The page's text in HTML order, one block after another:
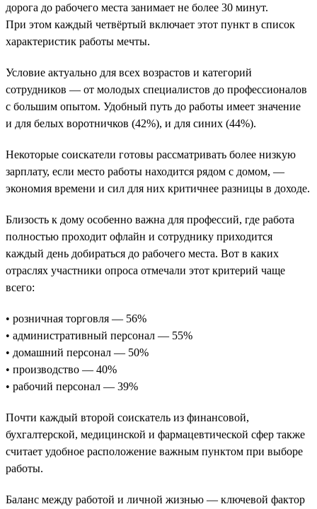
дорога до рабочего места занимает не более 30 минут.
При этом каждый четвёртый включает этот пункт в список
характеристик работы мечты.
Условие актуально для всех возрастов и категорий
сотрудников — от молодых специалистов до профессионалов
с большим опытом. Удобный путь до работы имеет значение
и для белых воротничков (42%), и для синих (44%).
Некоторые соискатели готовы рассматривать более низкую
зарплату, если место работы находится рядом с домом, —
экономия времени и сил для них критичнее разницы в доходе.
Близость к дому особенно важна для профессий, где работа
полностью проходит офлайн и сотруднику приходится
каждый день добираться до рабочего места. Вот в каких
отраслях участники опроса отмечали этот критерий чаще
всего:
• розничная торговля — 56%
• административный персонал — 55%
• домашний персонал — 50%
• производство — 40%
• рабочий персонал — 39%
Почти каждый второй соискатель из финансовой,
бухгалтерской, медицинской и фармацевтической сфер также
считает удобное расположение важным пунктом при выборе
работы.
Баланс между работой и личной жизнью — ключевой фактор